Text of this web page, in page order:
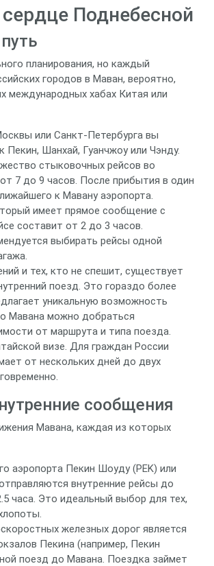
Поднебесной
планирования, но каждый
городов в Маван, вероятно,
международных хабах Китая или
или Санкт-Петербурга вы
Пекин, Шанхай, Гуанчжоу или Чэнду.
стыковочных рейсов во
7 до 9 часов. После прибытия в один
к Мавану аэропорта.
имеет прямое сообщение с
составит от 2 до 3 часов.
выбирать рейсы одной
и тех, кто не спешит, существует
поезд. Это гораздо более
уникальную возможность
Мавана можно добраться
от маршрута и типа поезда.
визе. Для граждан России
от нескольких дней до двух
сообщения
Мавана, каждая из которых
аэропорта Пекин Шоуду (PEK) или
внутренние рейсы до
часа. Это идеальный выбор для тех,
железных дорог является
Пекина (например, Пекин
поезд до Мавана. Поездка займет